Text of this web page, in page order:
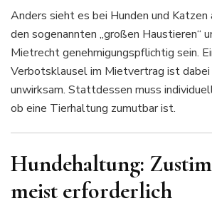
Anders sieht es bei Hunden und Katzen
den sogenannten „großen Haustieren“
Mietrecht genehmigungspflichtig sein.
Verbotsklausel im Mietvertrag ist
unwirksam. Stattdessen muss
ob eine Tierhaltung zumutbar ist.
Hundehaltung:
meist erforderlich